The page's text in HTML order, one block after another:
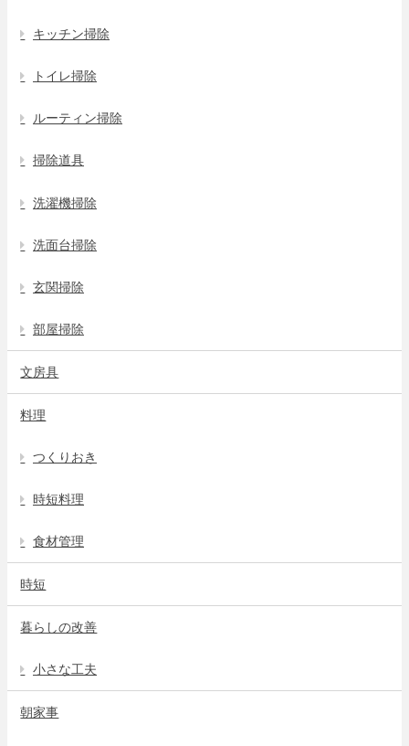
キッチン掃除
トイレ掃除
ルーティン掃除
掃除道具
洗濯機掃除
洗面台掃除
玄関掃除
部屋掃除
文房具
料理
つくりおき
時短料理
食材管理
時短
暮らしの改善
小さな工夫
朝家事